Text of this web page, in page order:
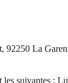
92250 La
les suivantes :